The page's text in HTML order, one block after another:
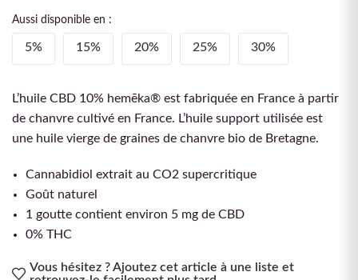
Aussi disponible en :
5% 15% 20% 25% 30%
L’huile CBD 10% hemēka® est fabriquée en France à partir
de chanvre cultivé en France. L’huile support utilisée est
une huile vierge de graines de chanvre bio de Bretagne.
Cannabidiol extrait au CO2 supercritique
Goût naturel
1 goutte contient environ 5 mg de CBD
0% THC
Vous hésitez ? Ajoutez cet article à une liste et